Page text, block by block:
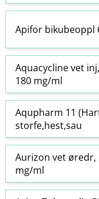
Apifor bikubeoppl
Aquacycline vet
180 mg/ml
Aqupharm 11
storfe,hest,sau
Aurizon vet
mg/ml